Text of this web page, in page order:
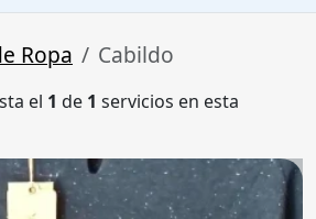
Ropa Cabildo
el 1 de 1 servicios en esta